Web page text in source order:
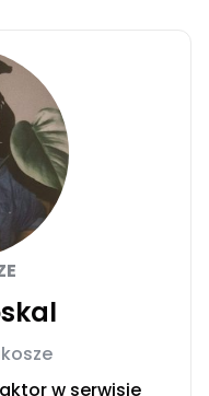
w serwisie